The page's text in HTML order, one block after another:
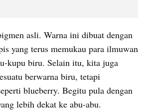
asli. Warna ini dibuat dengan
yang terus memukau para ilmuwan
kupu biru. Selain itu, kita juga
berwarna biru, tetapi
blueberry. Begitu pula dengan
lebih dekat ke abu-abu.